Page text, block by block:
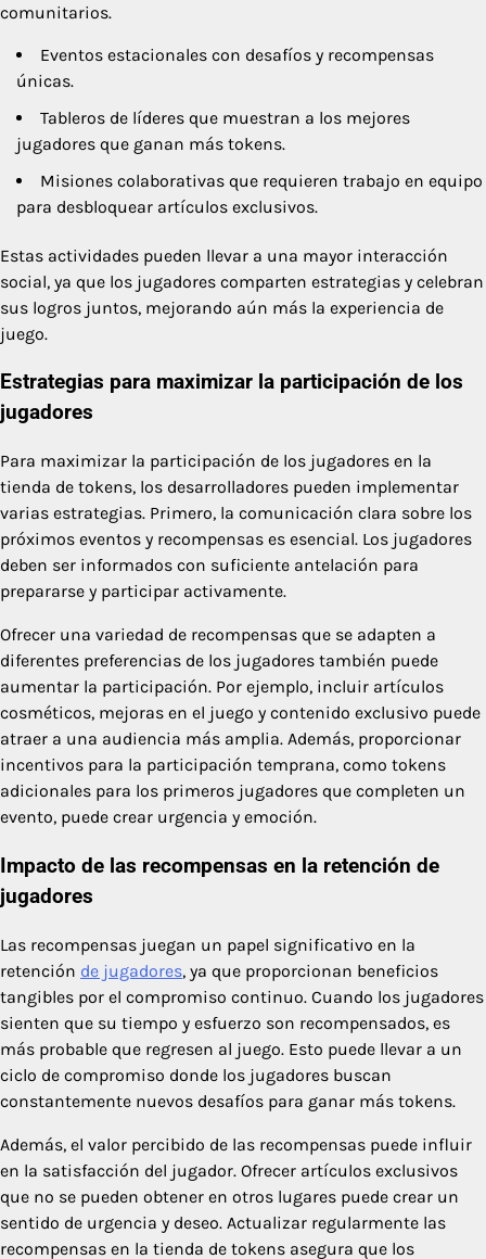
comunitarios.
Eventos estacionales con desafíos y recompensas
únicas.
Tableros de líderes que muestran a los mejores
jugadores que ganan más tokens.
Misiones colaborativas que requieren trabajo en equipo
para desbloquear artículos exclusivos.
Estas actividades pueden llevar a una mayor interacción
social, ya que los jugadores comparten estrategias y celebran
sus logros juntos, mejorando aún más la experiencia de
juego.
Estrategias para maximizar la participación de los
jugadores
Para maximizar la participación de los jugadores en la
tienda de tokens, los desarrolladores pueden implementar
varias estrategias. Primero, la comunicación clara sobre los
próximos eventos y recompensas es esencial. Los jugadores
deben ser informados con suficiente antelación para
prepararse y participar activamente.
Ofrecer una variedad de recompensas que se adapten a
diferentes preferencias de los jugadores también puede
aumentar la participación. Por ejemplo, incluir artículos
cosméticos, mejoras en el juego y contenido exclusivo puede
atraer a una audiencia más amplia. Además, proporcionar
incentivos para la participación temprana, como tokens
adicionales para los primeros jugadores que completen un
evento, puede crear urgencia y emoción.
Impacto de las recompensas en la retención de
jugadores
Las recompensas juegan un papel significativo en la
retención de jugadores, ya que proporcionan beneficios
tangibles por el compromiso continuo. Cuando los jugadores
sienten que su tiempo y esfuerzo son recompensados, es
más probable que regresen al juego. Esto puede llevar a un
ciclo de compromiso donde los jugadores buscan
constantemente nuevos desafíos para ganar más tokens.
Además, el valor percibido de las recompensas puede influir
en la satisfacción del jugador. Ofrecer artículos exclusivos
que no se pueden obtener en otros lugares puede crear un
sentido de urgencia y deseo. Actualizar regularmente las
recompensas en la tienda de tokens asegura que los